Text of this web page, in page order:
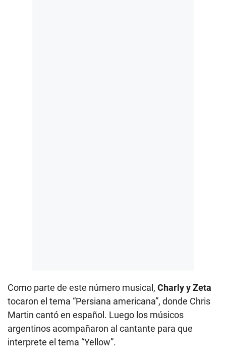
Como parte de este número musical, Charly y Zeta
tocaron el tema “Persiana americana”, donde Chris
Martin cantó en español. Luego los músicos
argentinos acompañaron al cantante para que
interprete el tema “Yellow”.